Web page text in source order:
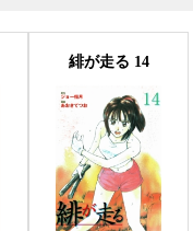
緋が走る 14